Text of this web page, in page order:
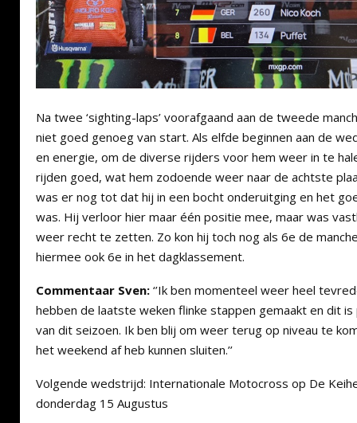
Na twee ‘sighting-laps’ voorafgaand aan de tweede
niet goed genoeg van start. Als elfde beginnen aan de
en energie, om de diverse rijders voor hem weer in te
rijden goed, wat hem zodoende weer naar de achtste
was er nog tot dat hij in een bocht onderuitging en het
was. Hij verloor hier maar één positie mee, maar was
weer recht te zetten. Zo kon hij toch nog als 6e de
hiermee ook 6e in het dagklassement.
Commentaar Sven: ‘’Ik ben momenteel weer heel
hebben de laatste weken flinke stappen gemaakt en dit
van dit seizoen. Ik ben blij om weer terug op niveau te
het weekend af heb kunnen sluiten.’’
Volgende wedstrijd: Internationale Motocross op De
donderdag 15 Augustus